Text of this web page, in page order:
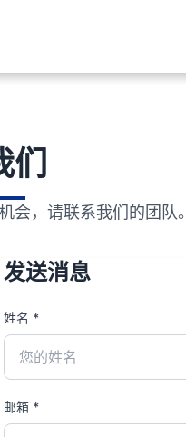
们
会，请联系我们的团队。
发送消息
姓名 *
邮箱 *